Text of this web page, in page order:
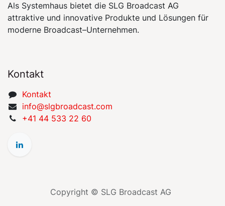
Als Systemhaus bietet die SLG Broadcast AG
attraktive und innovative Produkte und Lösungen für
moderne Broadcast–Unternehmen.
Kontakt
​​​​​​​​​​​​​​K​on​​t​a​k​t
​​​​​​​​​​​i​nfo​@​s​l​gbr​oa​dcast​.​c​o​m
+41 44 533 22 60
Copyright © SLG Broadcast AG